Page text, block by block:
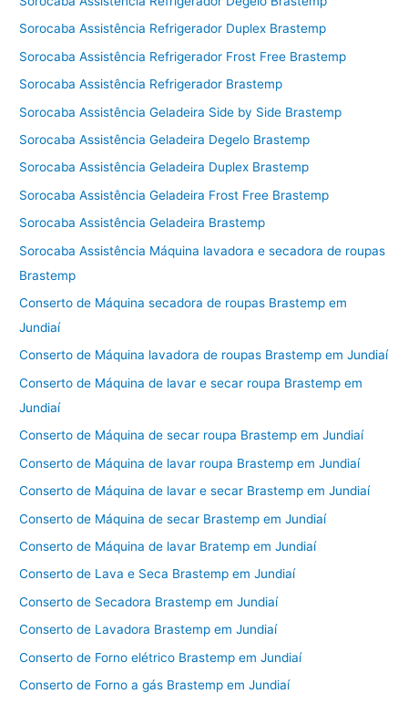
Sorocaba Assistência Refrigerador Duplex Brastemp
Sorocaba Assistência Refrigerador Frost Free Brastemp
Sorocaba Assistência Refrigerador Brastemp
Sorocaba Assistência Geladeira Side by Side Brastemp
Sorocaba Assistência Geladeira Degelo Brastemp
Sorocaba Assistência Geladeira Duplex Brastemp
Sorocaba Assistência Geladeira Frost Free Brastemp
Sorocaba Assistência Geladeira Brastemp
Sorocaba Assistência Máquina lavadora e secadora de roupas
Brastemp
Conserto de Máquina secadora de roupas Brastemp em
Jundiaí
Conserto de Máquina lavadora de roupas Brastemp em Jundiaí
Conserto de Máquina de lavar e secar roupa Brastemp em
Jundiaí
Conserto de Máquina de secar roupa Brastemp em Jundiaí
Conserto de Máquina de lavar roupa Brastemp em Jundiaí
Conserto de Máquina de lavar e secar Brastemp em Jundiaí
Conserto de Máquina de secar Brastemp em Jundiaí
Conserto de Máquina de lavar Bratemp em Jundiaí
Conserto de Lava e Seca Brastemp em Jundiaí
Conserto de Secadora Brastemp em Jundiaí
Conserto de Lavadora Brastemp em Jundiaí
Conserto de Forno elétrico Brastemp em Jundiaí
Conserto de Forno a gás Brastemp em Jundiaí